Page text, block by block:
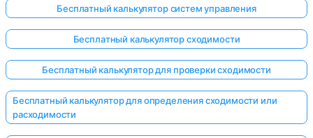
Бесплатный калькулятор систем управления
Бесплатный калькулятор сходимости
Бесплатный калькулятор для проверки сходимости
Бесплатный калькулятор для определения сходимости или
расходимости